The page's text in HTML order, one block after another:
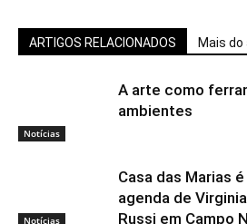
ARTIGOS RELACIONADOS Mais
Notícias
A arte como
ambientes
Notícias
Casa das Marias
agenda de
Russi em Campo